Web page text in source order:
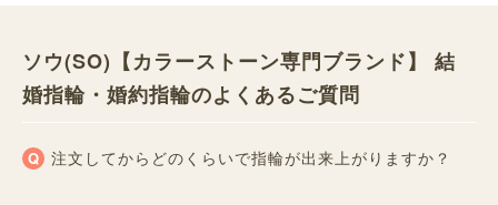
ソウ(SO)【カラーストーン専門ブランド】 結
婚指輪・婚約指輪のよくあるご質問
注文してからどのくらいで指輪が出来上がりますか？